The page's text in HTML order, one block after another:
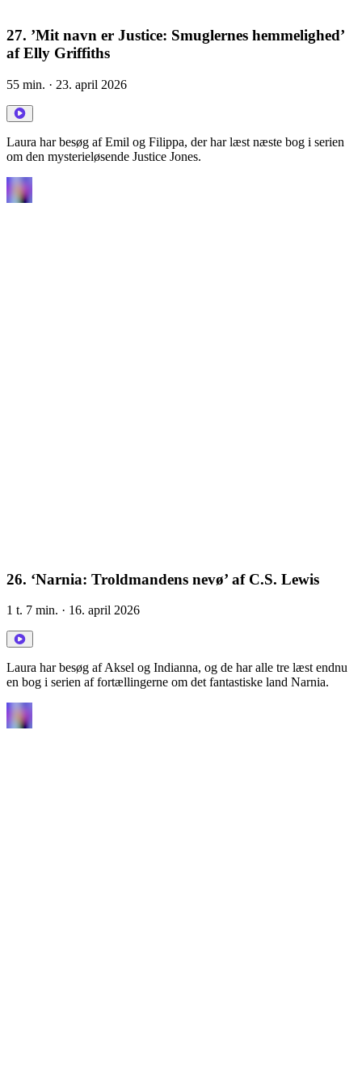
27. ’Mit navn er Justice: Smuglernes hemmelighed’
af Elly Griffiths
55 min. · 23. april 2026
Laura har besøg af Emil og Filippa, der har læst næste bog i serien
om den mysterieløsende Justice Jones.
26. ‘Narnia: Troldmandens nevø’ af C.S. Lewis
1 t. 7 min. · 16. april 2026
Laura har besøg af Aksel og Indianna, og de har alle tre læst endnu
en bog i serien af fortællingerne om det fantastiske land Narnia.